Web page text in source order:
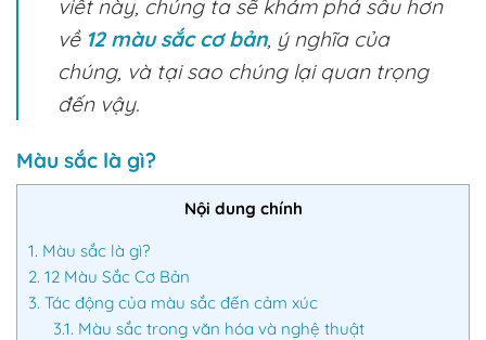
viết này, chúng ta sẽ khám phá sâu hơn
về 12 màu sắc cơ bản, ý nghĩa của
chúng, và tại sao chúng lại quan trọng
đến vậy.
Màu sắc là gì?
Nội dung chính
1. Màu sắc là gì?
2. 12 Màu Sắc Cơ Bản
3. Tác động của màu sắc đến cảm xúc
3.1. Màu sắc trong văn hóa và nghệ thuật